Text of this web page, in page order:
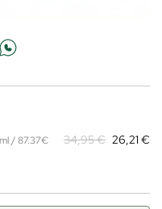
/ 87.37€ 34,95 € 26,21 €